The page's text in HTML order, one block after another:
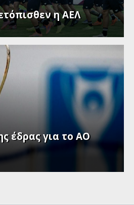
η ΑΕΛ
έδρας για το ΑΟ